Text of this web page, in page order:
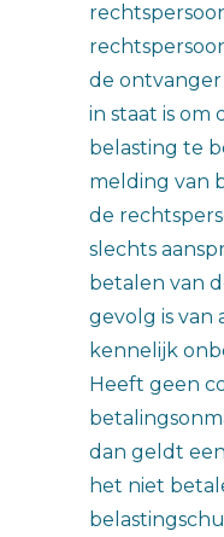
de
in staat is om
belasting te
melding van
de
slechts
betalen van
gevolg is van
kennelijk
Heeft geen
dan geldt
het niet